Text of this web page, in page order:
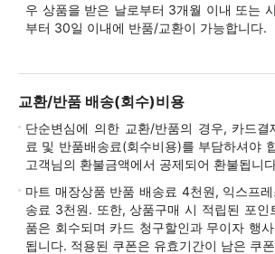
우 상품을 받은 날로부터 3개월 이내 또는
부터 30일 이내에 반품/교환이 가능합니다.
교환/반품 배송(회수)비용
단순변심에 의한 교환/반품의 경우, 카드
료 및 반품배송료(회수비용)를 부담하셔야
고객님의 환불금액에서 공제되어 환불됩니
마트 매장상품 반품 배송료 4천원, 익스프
송료 3천원. 또한, 상품구매 시 적립된 포인
품은 회수되며 카드 청구할인과 무이자 행
됩니다. 적용된 쿠폰은 유효기간이 남은 쿠